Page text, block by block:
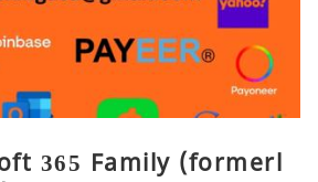
365 Family (formerl